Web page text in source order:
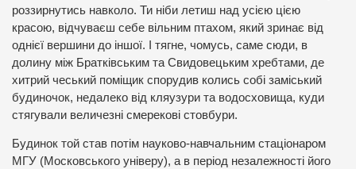
роззирнутись навколо. Ти ніби летиш над усією цією
красою, відчуваєш себе вільним птахом, який зринає від
однієї вершини до іншої. І тягне, чомусь, саме сюди, в
долину між Братківським та Свидовецьким хребтами, де
хитрий чеський поміщик спорудив колись собі заміський
будиночок, недалеко від кляузури та водосховища, куди
стягували величезні смерекові стовбури.
Будинок той став потім науково-навчальним стаціонаром
МГУ (Московського універу), а в період незалежності його